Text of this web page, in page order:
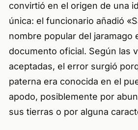
convirtió en el origen de una
única: el funcionario añadió
nombre popular del
documento oficial. Según las
aceptadas, el error surgió
paterna era conocida en el
apodo, posiblemente por
sus tierras o por alguna